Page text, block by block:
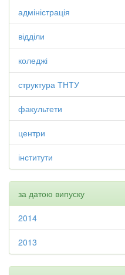
адміністрація
відділи
коледжі
структура ТНТУ
факультети
центри
інститути
за датою випуску
2014
2013